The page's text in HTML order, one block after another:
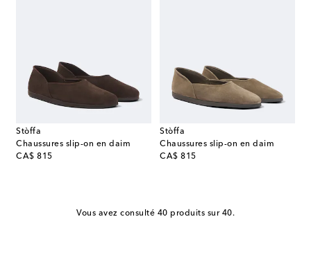
Stòffa
Chaussures slip-on en daim
CA$ 815
original price
Stòffa
Chaussures slip-on en daim
CA$ 815
original price
Vous avez consulté 40 produits sur 40.